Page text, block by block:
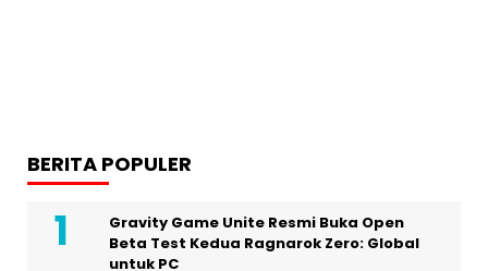
BERITA POPULER
Gravity Game Unite Resmi Buka Open
Beta Test Kedua Ragnarok Zero: Global
untuk PC